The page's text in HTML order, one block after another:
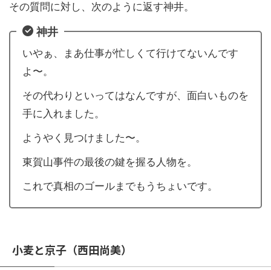
その質問に対し、次のように返す神井。
神井
いやぁ、まあ仕事が忙しくて行けてないんです
よ〜。
その代わりといってはなんですが、面白いものを
手に入れました。
ようやく見つけました〜。
東賀山事件の最後の鍵を握る人物を。
これで真相のゴールまでもうちょいです。
小麦と京子（西田尚美）